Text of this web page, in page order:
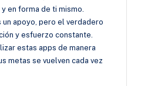
en forma de ti mismo.
un apoyo, pero el verdadero
y esfuerzo constante.
estas apps de manera
metas se vuelven cada vez